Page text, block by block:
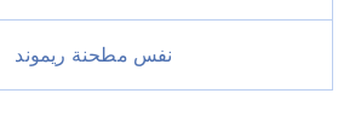
نفس مطحنة ريموند